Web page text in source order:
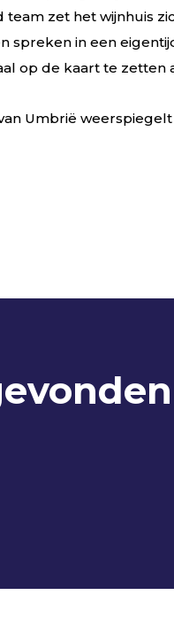
zet het wijnhuis
spreken in een
op de kaart te
Umbrië weerspiegelt